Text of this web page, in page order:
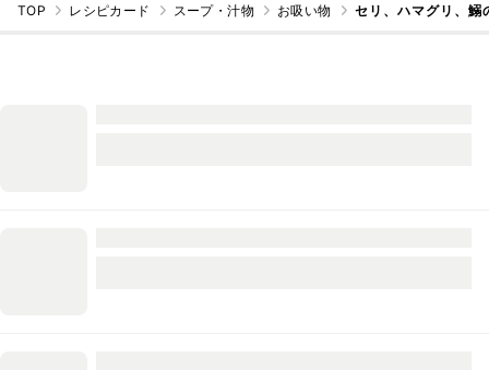
TOP レシピカード スープ・汁物 お吸い物 セリ、ハマグリ、鰯